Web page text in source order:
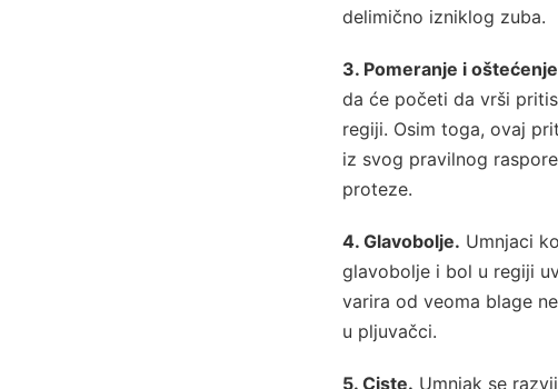
delimično izniklog zuba.
3. Pomeranje i
da će početi da vrši
regiji. Osim toga, ovaj
iz svog pravilnog
proteze.
4. Glavobolje. Umnjaci
glavobolje i bol u regiji
varira od veoma blage
u pljuvačci.
5. Ciste. Umnjak se